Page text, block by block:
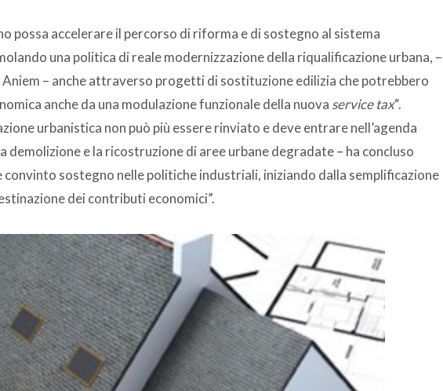
possa accelerare il percorso di riforma e di sostegno al sistema
una politica di reale modernizzazione della riqualificazione urbana, –
– anche attraverso progetti di sostituzione edilizia che potrebbero
anche da una modulazione funzionale della nuova service tax“.
urbanistica non può più essere rinviato e deve entrare nell’agenda
demolizione e la ricostruzione di aree urbane degradate – ha concluso
sostegno nelle politiche industriali, iniziando dalla semplificazione
dei contributi economici”.